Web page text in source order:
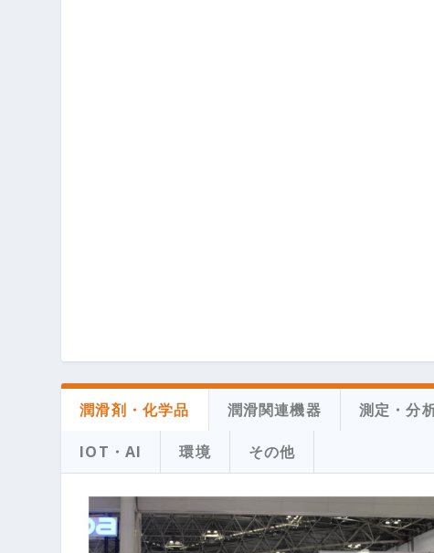
潤滑剤・化学品 潤滑関連機器 測定・分
IOT・AI 環境 その他